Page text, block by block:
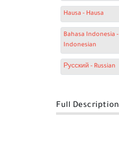
Hausa - Hausa
Bahasa Indonesia -
Indonesian
Русский - Russian
Full Description